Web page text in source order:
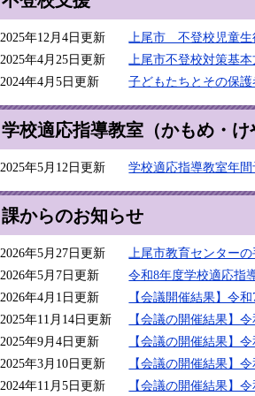
2025年12月4日更新
上尾市 不登校児童
2025年4月25日更新
上尾市不登校対策基
2024年4月5日更新
子どもたちとその保
学校適応指導教室（かもめ・け
2025年5月12日更新 学校適応指導教室年
課からのお知らせ
2026年5月27日更新
上尾市教育センター
2026年5月7日更新
令和8年度学校適応指
2026年4月1日更新
【会議開催結果】令
2025年11月14日更新
【会議の開催結果】
2025年9月4日更新
【会議の開催結果】
2025年3月10日更新
【会議の開催結果】
2024年11月5日更新
【会議の開催結果】